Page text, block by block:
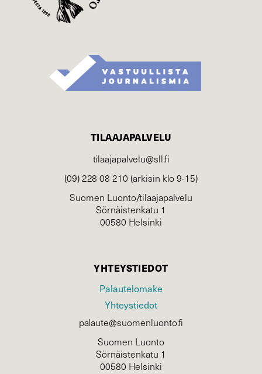
TILAAJAPALVELU
tilaajapalvelu@sll.fi
(09) 228 08 210 (arkisin klo 9-15)
Suomen Luonto/tilaajapalvelu
Sörnäistenkatu 1
00580 Helsinki
YHTEYSTIEDOT
Palautelomake
Yhteystiedot
palaute@suomenluonto.fi
Suomen Luonto
Sörnäistenkatu 1
00580 Helsinki